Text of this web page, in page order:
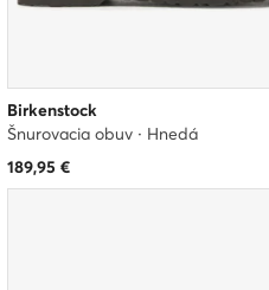
Birkenstock
Šnurovacia obuv · Hnedá
189,95 €